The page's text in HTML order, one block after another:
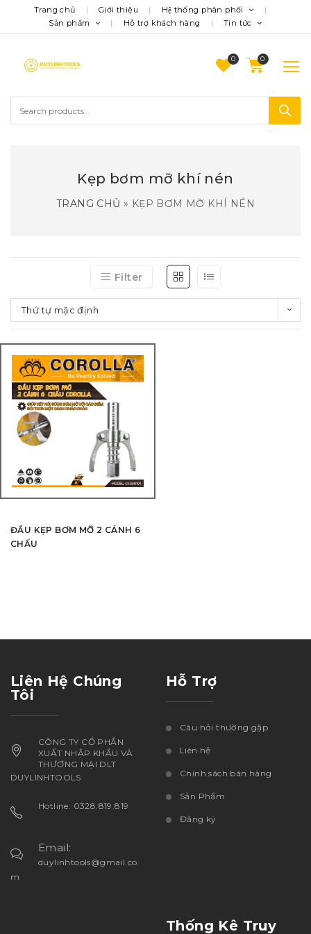
Trang chủ Giới thiệu
Hệ thống phân phối
Sản phẩm
Hỗ trợ khách hàng Tin tức
0
Kẹp bơm mỡ khí nén
TRANG CHỦ » KẸP BƠM MỠ KHÍ NÉN
Filter
Thứ tự mặc định
ĐẦU KẸP BƠM MỠ 2 CÁNH 6
CHẤU
Liên Hệ Chúng
Tôi
CÔNG TY CỔ PHẦN
XUẤT NHẬP KHẨU VÀ
THƯƠNG MẠI DLT
DUYLINHTOOLS
Hotline: 0328.819.819
Email:
duylinhtools@gmail.co
m
Hỗ Trợ
Câu hỏi thường gặp
Liên hệ
Chính sách bán hàng
Sản Phẩm
Đăng ký
Thống Kê Truy